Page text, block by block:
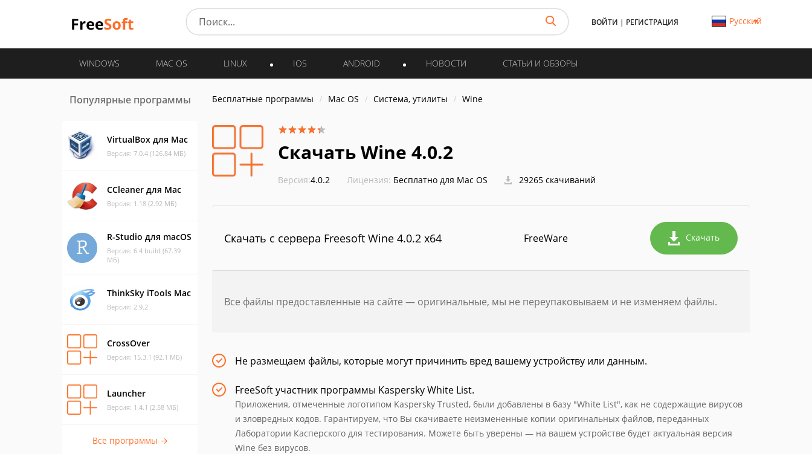
ВОЙТИ | РЕГИСТРАЦИЯ Русский
WINDOWS MAC OS LINUX IOS ANDROID НОВОСТИ СТАТЬИ И ОБЗОРЫ
Популярные программы
VirtualBox для Mac
Версия: 7.0.4 (126.84 МБ)
CCleaner для Mac
Версия: 1.18 (2.92 МБ)
R-Studio для macOS
Версия: 6.4 build (67.39
МБ)
ThinkSky iTools Mac
Версия: 2.9.2
CrossOver
Версия: 15.3.1 (92.1 МБ)
Launcher
Версия: 1.4.1 (2.58 МБ)
Все программы →
Бесплатные программы Mac OS Система, утилиты Wine
Скачать Wine 4.0.2
Версия:4.0.2 Лицензия: Бесплатно для Mac OS 29265 скачиваний
Скачать с сервера Freesoft Wine 4.0.2 x64 FreeWare Скачать
Все файлы предоставленные на сайте — оригинальные, мы не переупаковываем и не изменяем файлы.
Не размещаем файлы, которые могут причинить вред вашему устройству или данным.
FreeSoft участник программы Kaspersky White List.
Приложения, отмеченные логотипом Kaspersky Trusted, были добавлены в базу "White List", как не содержащие вирусов
и зловредных кодов. Гарантируем, что Вы скачиваете неизмененные копии оригинальных файлов, переданных
Лаборатории Касперского для тестирования. Можете быть уверены — на вашем устройстве будет актуальная версия
Wine без вирусов.